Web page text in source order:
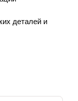
деталей и